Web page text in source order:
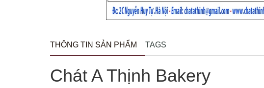
THÔNG TIN SẢN PHẨM TAGS
Chát A Thịnh Bakery